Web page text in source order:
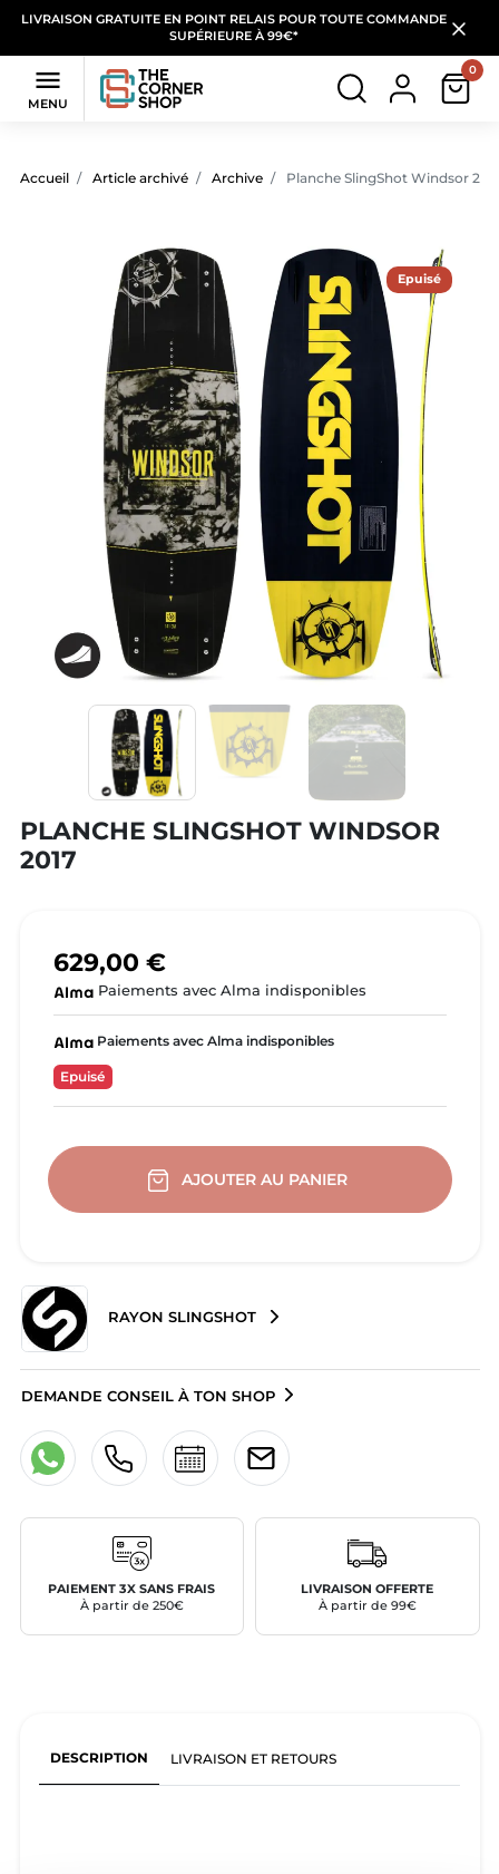
LIVRAISON GRATUITE EN POINT RELAIS POUR TOUTE COMMANDE
SUPÉRIEURE À 99€*

MENU
0
Accueil Article archivé Archive Planche SlingShot Windsor
Epuisé
PLANCHE SLINGSHOT WINDSOR
2017
629,00 €
Paiements avec Alma indisponibles
Paiements avec Alma indisponibles
Epuisé
AJOUTER AU PANIER
RAYON SLINGSHOT
DEMANDE CONSEIL À TON SHOP
PAIEMENT 3X SANS FRAIS
À partir de 250€
LIVRAISON OFFERTE
À partir de 99€
DESCRIPTION LIVRAISON ET RETOURS